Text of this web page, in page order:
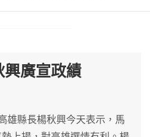
興廣宣政績
雄縣長楊秋興今天表示，馬